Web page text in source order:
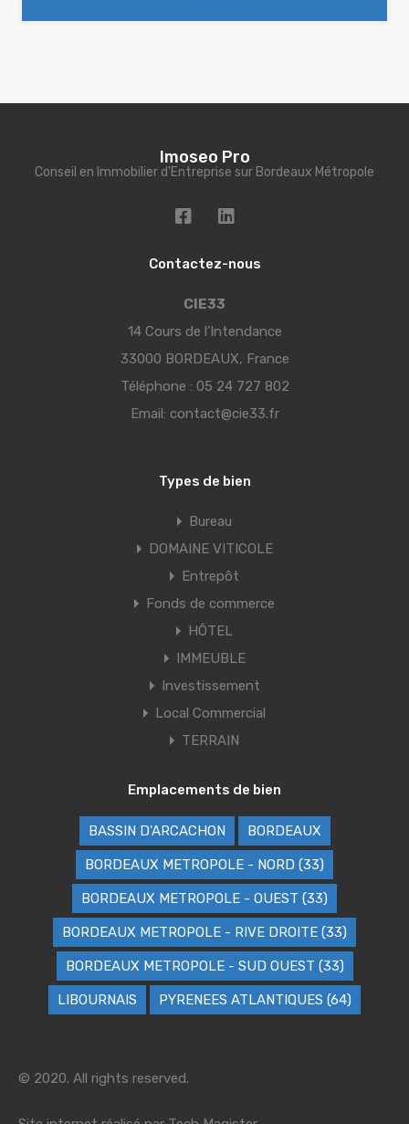
Imoseo Pro
Conseil en Immobilier d'Entreprise sur Bordeaux Métropole
Contactez-nous
CIE33
14 Cours de l’Intendance
33000 BORDEAUX, France
Téléphone : 05 24 727 802
Email: contact@cie33.fr
Types de bien
Bureau
DOMAINE VITICOLE
Entrepôt
Fonds de commerce
HÔTEL
IMMEUBLE
Investissement
Local Commercial
TERRAIN
Emplacements de bien
BASSIN D'ARCACHON BORDEAUX
BORDEAUX METROPOLE - NORD (33)
BORDEAUX METROPOLE - OUEST (33)
BORDEAUX METROPOLE - RIVE DROITE (33)
BORDEAUX METROPOLE - SUD OUEST (33)
LIBOURNAIS PYRENEES ATLANTIQUES (64)
© 2020. All rights reserved.